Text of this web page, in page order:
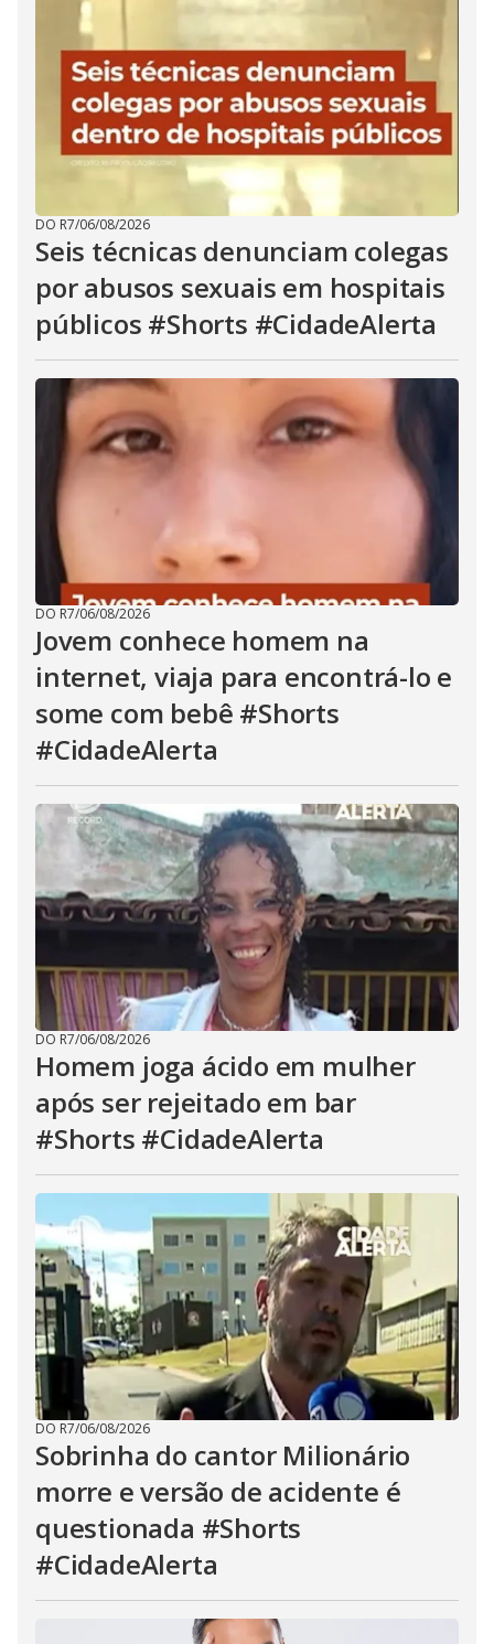
DO R7/06/08/2026
Seis técnicas denunciam colegas
por abusos sexuais em hospitais
públicos #Shorts #CidadeAlerta
DO R7/06/08/2026
Jovem conhece homem na
internet, viaja para encontrá-lo e
some com bebê #Shorts
#CidadeAlerta
DO R7/06/08/2026
Homem joga ácido em mulher
após ser rejeitado em bar
#Shorts #CidadeAlerta
DO R7/06/08/2026
Sobrinha do cantor Milionário
morre e versão de acidente é
questionada #Shorts
#CidadeAlerta